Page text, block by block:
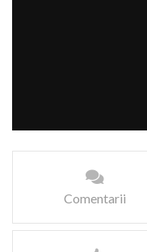
Comentarii